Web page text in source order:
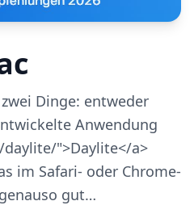
Dinge: entweder
Anwendung
">Daylite</a>
im Safari- oder Chrome-
gut…